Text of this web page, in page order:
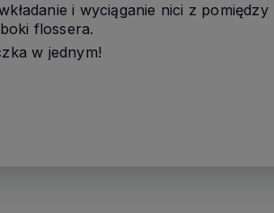
i wyciąganie nici z pomiędzy
flossera.
w jednym!